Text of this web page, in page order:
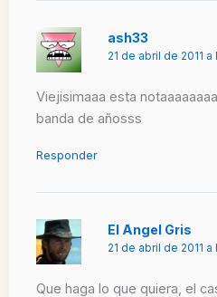
ash33
21 de abril de 2011 a
Viejisimaaa esta
banda de añosss
Responder
El Angel Gris
21 de abril de 2011 a
Que haga lo que quiera, el